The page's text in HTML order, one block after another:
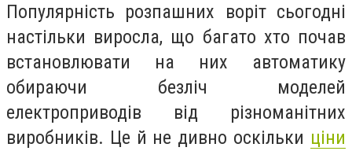
Популярність розпашних воріт сьогодні
настільки виросла, що багато хто почав
встановлювати на них автоматику
обираючи безліч моделей
електроприводів від різноманітних
виробників. Це й не дивно оскільки ціни